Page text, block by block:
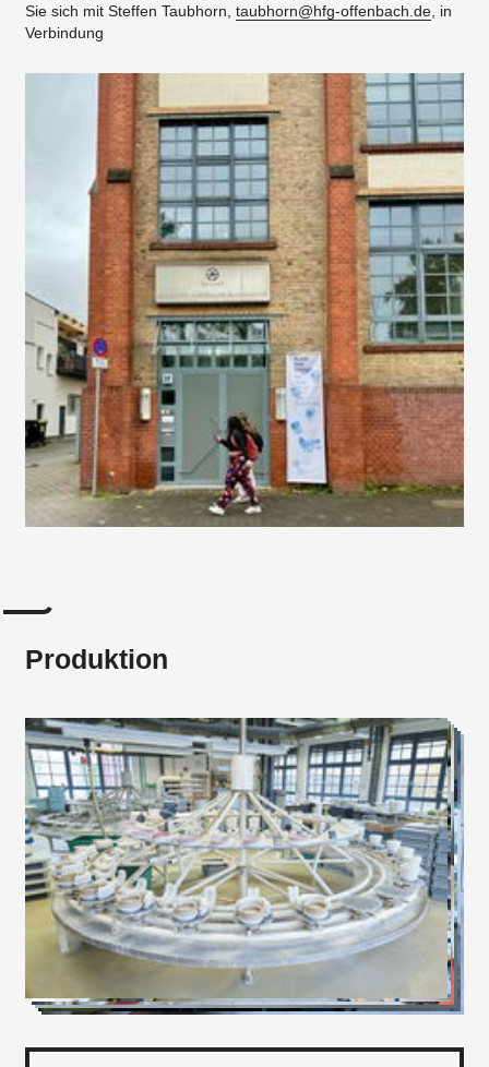
Sie sich mit Steffen Taubhorn, taubhorn@hfg-offenbach.de , in
Verbindung
Produktion